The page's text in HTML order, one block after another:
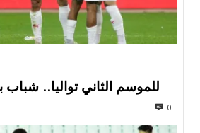
للموسم الثاني تواليا.. شباب
0